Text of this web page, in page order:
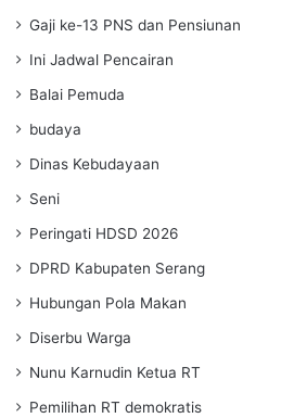
Gaji ke-13 PNS dan Pensiunan
Ini Jadwal Pencairan
Balai Pemuda
budaya
Dinas Kebudayaan
Seni
Peringati HDSD 2026
DPRD Kabupaten Serang
Hubungan Pola Makan
Diserbu Warga
Nunu Karnudin Ketua RT
Pemilihan RT demokratis